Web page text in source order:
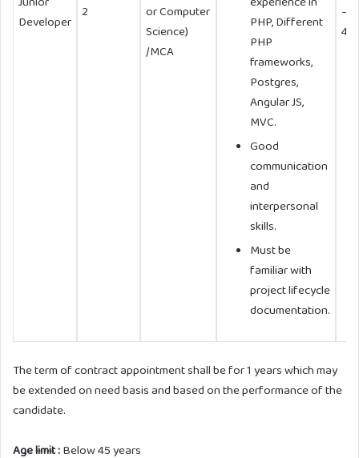
Developer
2
or Computer
Science)
/MCA
PHP, Different
PHP
frameworks,
Postgres,
Angular JS,
MVC.
Good
communication
and
interpersonal
skills.
Must be
familiar with
project lifecycle
documentation.
–
The term of contract appointment shall be for 1 years which may
be extended on need basis and based on the performance of the
candidate.
Age limit :Below 45 years